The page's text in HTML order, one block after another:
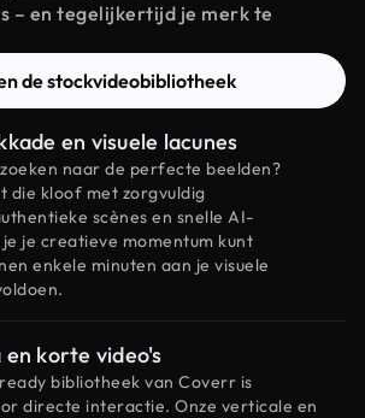
– en tegelijkertijd je merk te
de stockvideobibliotheek
en visuele lacunes
naar de perfecte beelden?
die kloof met zorgvuldig
scènes en snelle AI-
je creatieve momentum kunt
enkele minuten aan je visuele
en korte video's
bibliotheek van Coverr is
directe interactie. Onze verticale en